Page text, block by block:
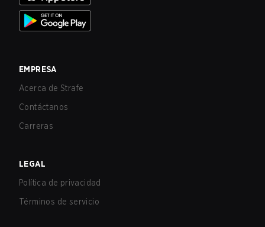
EMPRESA
Acerca de Strafe
Contáctanos
Carreras
LEGAL
Política de privacidad
Términos de servicio